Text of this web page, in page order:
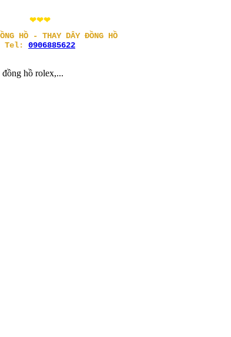
❤❤❤
HỒ - THAY DÂY ĐỒNG HỒ
Tel: 0906885622
hồ rolex,...